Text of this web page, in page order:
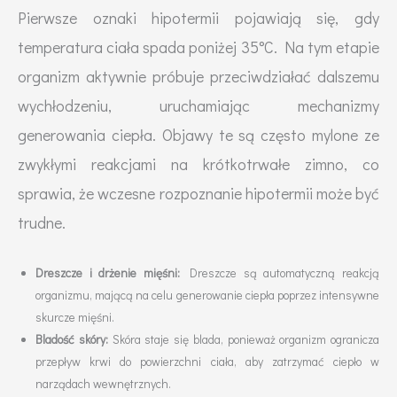
Pierwsze oznaki hipotermii pojawiają się, gdy
temperatura ciała spada poniżej 35°C. Na tym etapie
organizm aktywnie próbuje przeciwdziałać dalszemu
wychłodzeniu, uruchamiając mechanizmy
generowania ciepła. Objawy te są często mylone ze
zwykłymi reakcjami na krótkotrwałe zimno, co
sprawia, że wczesne rozpoznanie hipotermii może być
trudne.
Dreszcze i drżenie mięśni: Dreszcze są automatyczną reakcją
organizmu, mającą na celu generowanie ciepła poprzez intensywne
skurcze mięśni.
Bladość skóry:Skóra staje się blada, ponieważ organizm ogranicza
przepływ krwi do powierzchni ciała, aby zatrzymać ciepło w
narządach wewnętrznych.